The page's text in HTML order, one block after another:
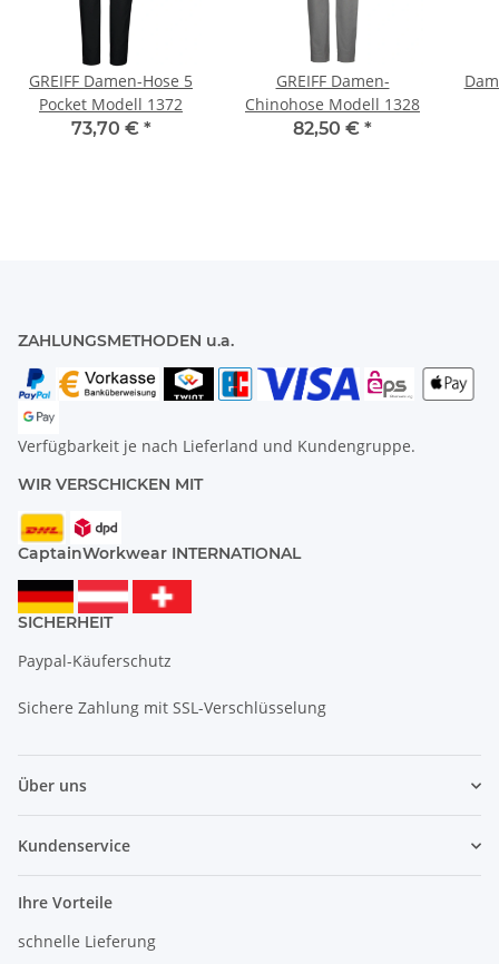
GREIFF Damen-Hose 5
Pocket Modell 1372
73,70 € *
GREIFF Damen-
Chinohose Modell 1328
82,50 € *
ZAHLUNGSMETHODEN u.a.
Verfügbarkeit je nach Lieferland und Kundengruppe.
WIR VERSCHICKEN MIT
CaptainWorkwear INTERNATIONAL
SICHERHEIT
Paypal-Käuferschutz
Sichere Zahlung mit SSL-Verschlüsselung
Über uns
Kundenservice
Ihre Vorteile
schnelle Lieferung